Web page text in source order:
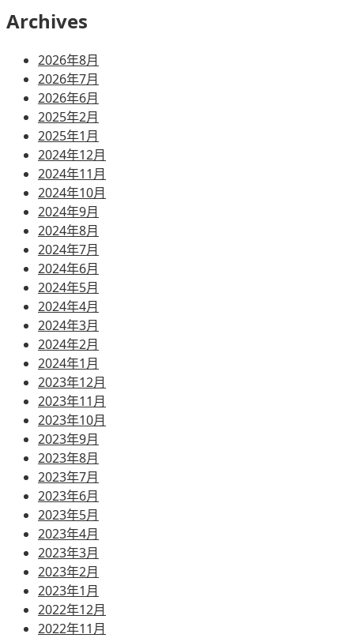
Archives
2026年8月
2026年7月
2026年6月
2025年2月
2025年1月
2024年12月
2024年11月
2024年10月
2024年9月
2024年8月
2024年7月
2024年6月
2024年5月
2024年4月
2024年3月
2024年2月
2024年1月
2023年12月
2023年11月
2023年10月
2023年9月
2023年8月
2023年7月
2023年6月
2023年5月
2023年4月
2023年3月
2023年2月
2023年1月
2022年12月
2022年11月